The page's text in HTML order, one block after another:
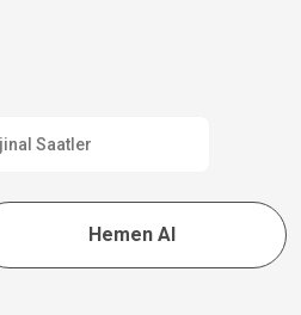
Saatler
Hemen Al